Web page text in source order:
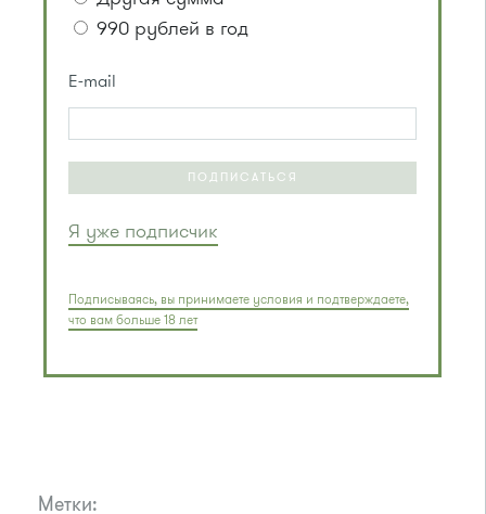
990 рублей в год
E-mail
ПОДПИСАТЬСЯ
Я уже подписчик
Подписываясь, вы принимаете условия и подтверждаете,
что вам больше 18 лет
Метки: